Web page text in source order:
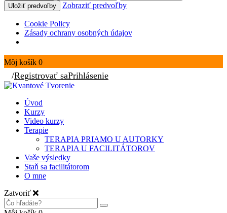
Uložiť predvoľby
Zobraziť predvoľby
Cookie Policy
Zásady ochrany osobných údajov
Môj košík 0
/Registrovať saPrihlásenie
Úvod
Kurzy
Video kurzy
Terapie
TERAPIA PRIAMO U AUTORKY
TERAPIA U FACILITÁTOROV
Vaše výsledky
Staň sa facilitátorom
O mne
Zatvoriť